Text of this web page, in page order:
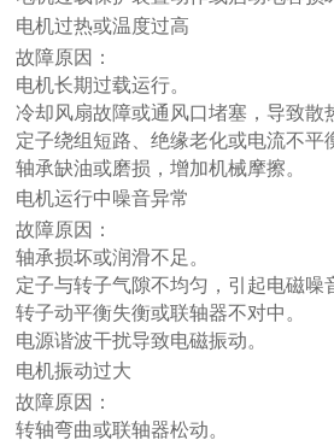
电机过热或温度过高
故障原因：
电机长期过载运行。
冷却风扇故障或通风口堵塞，导致散
定子绕组短路、绝缘老化或电流不平
轴承缺油或磨损，增加机械摩擦。
电机运行中噪音异常
故障原因：
轴承损坏或润滑不足。
定子与转子气隙不均匀，引起电磁噪
转子动平衡失衡或联轴器不对中。
电源谐波干扰导致电磁振动。
电机振动过大
故障原因：
转轴弯曲或联轴器松动。